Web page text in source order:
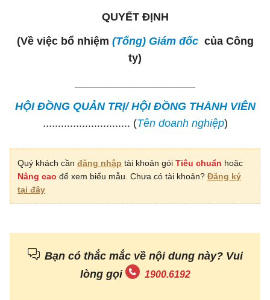
QUYẾT ĐỊNH
(Về việc bổ nhiệm (Tổng) Giám đốc của Công
ty)
HỘI ĐỒNG QUẢN TRỊ/ HỘI ĐỒNG THÀNH VIÊN
............................. (Tên doanh nghiệp)
- Căn cứ Luật Doanh nghiệp số 68/2014/QH13;
- Căn cứ vào nhu cầu cán bộ điều hành tổ chức của
doanh nghiệp.
Điều 1. Bổ nhiệm(Tổng) Giám đốccủa công ty
Bổ nhiệm Ông/ Bà................. với thông tin cụ thể
sau đây giữ chức vụ(Tổng) Giám đốc
Quý khách cần đăng nhập tài khoản gói Tiêu chuẩn hoặc
Nâng cao để xem biểu mẫu. Chưa có tài khoản? Đăng ký
tại đây
Bạn có thắc mắc về nội dung này? Vui
lòng gọi
1900.6192